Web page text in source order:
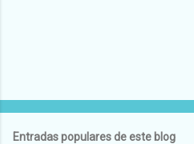
Entradas populares de este blog